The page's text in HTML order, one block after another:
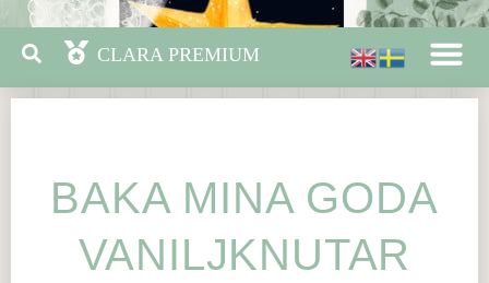
BAKA MINA GODA
VANILJKNUTAR